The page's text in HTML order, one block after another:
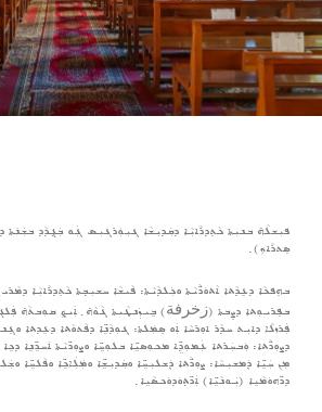
ܣܸܬܪܵܐܟ) ݂
ܒܗܸܦܟܵܐ ܕܥܹܕܵܬܐ ܐܵܬܘܿܖ̈ܵܝܵܬܐ ܘܟܲܠܕܵܝܵܬܐ: ܦܵܝܫܵܐ ܚܫܝܼܒ݂ܬܐ ܟܵܬܸܕܪܵܐܝܼܵܐ
ܒܦܸܪܝܘܼܬܐ ܕܨܸܒܬܐ (زخرفة) ܒܹܝܙܲܢܛܵܝܬܐ ܓܵܘܵܗ̇ ݂ ܐܲܝܟ݂ ܩܘܼܒܬܵܗ̇
ܦܲܪܙܠܵܐ ܕܐܝܼܬ ܚܕܵܪ ܐܘܼܪܚܵܐ ܐܲܘ ܣܸܡܲܠܬܐ: ܓܘܼܕܵܢܹ̈ܐ ܕܦܵܬܘܵܬܐ ܕܥܹܕܬܐ
ܕܨܘܼܖ̈ܵܬܐ: ܘܲܒܚܲܪܬܐ ܥܲܡܘܼܕܹ̈ܐ ܡܟܘܼܣܝܹ̈ܐ ܒܠܘܼܚܹ̈ܐ ܘܨܘܼܖ̈ܝܵܬܐ ܐ݇ܚܖܹ̈ܢܹܐ
ܡܼܢ ܚܲܝܹ̈ܐ ܕܲܡܫܝܼܚܵܐ: ܨܘܼܖ̈ܵܬܐ ܕܲܫܠܝܼܚܹ̈ܐ ܘܩܲܕܝܼܫܹ̈ܐ ܘܡܲܠܲܐܟܹ̈ܐ ܘܦܵܠܚܹ̈ܐ
ܕܖ̈ܗܘܿܡܵܝܹܐ (ܝܲܘܢܵܝܹ̈ܐ) ܐܲܖ̈ܬ݂ܘܿܕܘܿܟܣܵܝܹܐ ݂